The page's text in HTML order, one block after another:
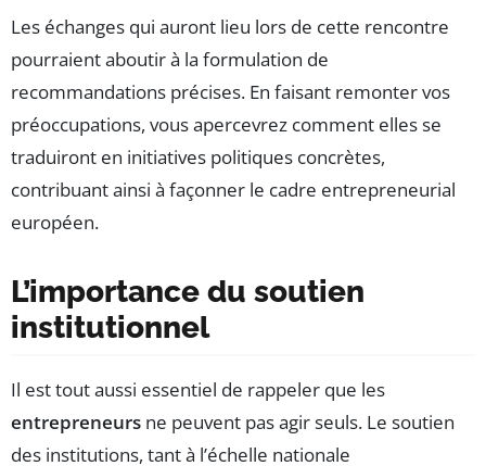
Les échanges qui auront lieu lors de cette rencontre
pourraient aboutir à la formulation de
recommandations précises. En faisant remonter vos
préoccupations, vous apercevrez comment elles se
traduiront en initiatives politiques concrètes,
contribuant ainsi à façonner le cadre entrepreneurial
européen.
L’importance du soutien
institutionnel
Il est tout aussi essentiel de rappeler que les
entrepreneurs ne peuvent pas agir seuls. Le soutien
des institutions, tant à l’échelle nationale